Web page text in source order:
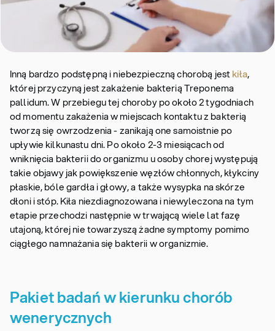
Inną bardzo podstępną i niebezpieczną chorobą jestkiła,
której przyczyną jest zakażenie bakterią Treponema
pallidum. W przebiegu tej choroby po około 2 tygodniach
od momentu zakażenia w miejscach kontaktu z bakterią
tworzą się owrzodzenia - zanikają one samoistnie po
upływie kilkunastu dni. Po około 2-3 miesiącach od
wniknięcia bakterii do organizmu u osoby chorej występują
takie objawy jak powiększenie węzłów chłonnych, kłykciny
płaskie, bóle gardła i głowy, a także wysypka na skórze
dłoni i stóp. Kiła niezdiagnozowana i niewyleczona na tym
etapie przechodzi następnie w trwającą wiele lat fazę
utajoną, której nie towarzyszą żadne symptomy pomimo
ciągłego namnażania się bakterii w organizmie.
Pakiet badań w kierunku chorób
wenerycznych